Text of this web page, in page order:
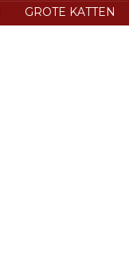
GROTE KATTEN